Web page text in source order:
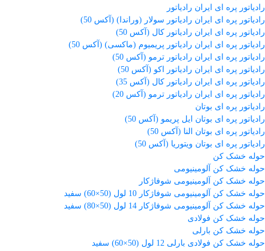
رادیاتور پره ای ایران رادیاتور
رادیاتور پره ای ایران رادیاتور سولار (وراندا) (آکس 50)
رادیاتور پره ای ایران رادیاتور کال (آکس 50)
رادیاتور پره ای ایران رادیاتور پریمیوم (ماکسی) (آکس 50)
رادیاتور پره ای ایران رادیاتور ترمو (آکس 50)
رادیاتور پره ای ایران رادیاتور اکو (آکس 50)
رادیاتور پره ای ایران رادیاتور کال (آکس 35)
رادیاتور پره ای ایران رادیاتور ترمو (آکس 20)
رادیاتور پره ای بوتان
رادیاتور پره ای بوتان ایل پریمو (آکس 50)
رادیاتور پره ای بوتان النا (آکس 50)
رادیاتور پره ای بوتان ویتوریا (آکس 50)
حوله خشک کن
حوله خشک کن آلومینیومی
حوله خشک کن آلومینیومی شوفاژکار
حوله خشک کن آلومینیومی شوفاژکار 10 لول (50×60) سفید
حوله خشک کن آلومینیومی شوفاژکار 14 لول (50×80) سفید
حوله خشک کن فولادی
حوله خشک کن بارلی
حوله خشک کن فولادی بارلی 12 لول (50×60) سفید